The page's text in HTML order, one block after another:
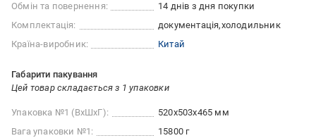
Обмін та повернення:
14 днів з дня покупки
Комплектація:
документація холодильник
Країна-виробник:
Китай
Габарити пакування
Цей товар складається з 1 упаковки
Упаковка №1 (ВхШхГ):
520x503x465 мм
Вага упаковки №1:
15800 г